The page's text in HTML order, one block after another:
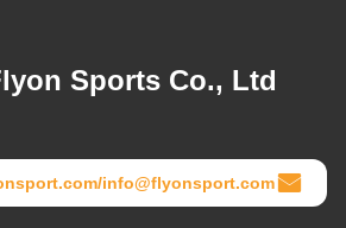
Sports Co., Ltd.
info@flyonsport.com